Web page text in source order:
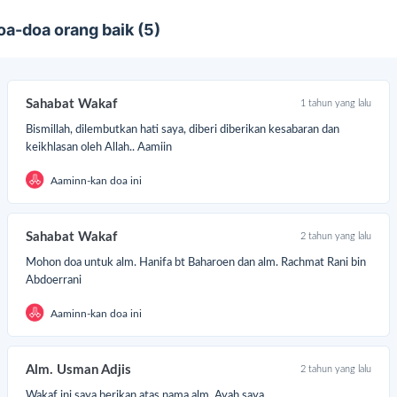
lupa share program ini agar semakin banyak yang
doa orang baik (5)
Sahabat Wakaf 1 tahun yang lalu
Bismillah, dilembutkan hati saya, diberi diberikan kesabaran dan
keikhlasan oleh Allah.. Aamiin
Aaminn-kan doa ini
Sahabat Wakaf 2 tahun yang lalu
Mohon doa untuk alm. Hanifa bt Baharoen dan alm. Rachmat Rani bin
Abdoerrani
Aaminn-kan doa ini
Alm. Usman Adjis 2 tahun yang lalu